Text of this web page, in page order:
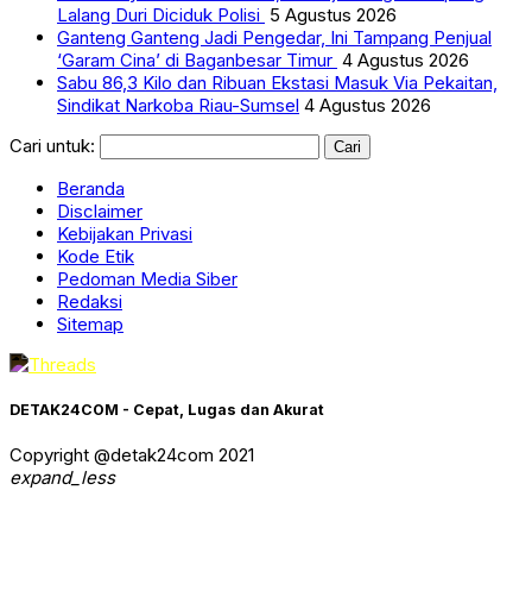
Lalang Duri Diciduk Polisi 5 Agustus 2026
Ganteng Ganteng Jadi Pengedar, Ini Tampang Penjual
‘Garam Cina’ di Baganbesar Timur 4 Agustus 2026
Sabu 86,3 Kilo dan Ribuan Ekstasi Masuk Via Pekaitan,
Sindikat Narkoba Riau-Sumsel 4 Agustus 2026
Cari untuk:
Beranda
Disclaimer
Kebijakan Privasi
Kode Etik
Pedoman Media Siber
Redaksi
Sitemap
DETAK24COM - Cepat, Lugas dan Akurat
Copyright @detak24com 2021
expand_less